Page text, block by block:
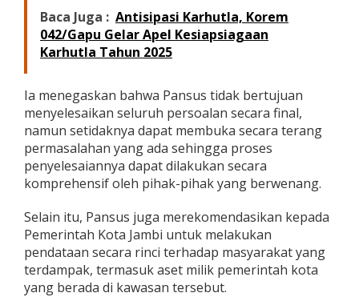
Baca Juga : Antisipasi Karhutla, Korem
042/Gapu Gelar Apel Kesiapsiagaan
Karhutla Tahun 2025
Ia menegaskan bahwa Pansus tidak bertujuan
menyelesaikan seluruh persoalan secara final,
namun setidaknya dapat membuka secara terang
permasalahan yang ada sehingga proses
penyelesaiannya dapat dilakukan secara
komprehensif oleh pihak-pihak yang berwenang.
Selain itu, Pansus juga merekomendasikan kepada
Pemerintah Kota Jambi untuk melakukan
pendataan secara rinci terhadap masyarakat yang
terdampak, termasuk aset milik pemerintah kota
yang berada di kawasan tersebut.